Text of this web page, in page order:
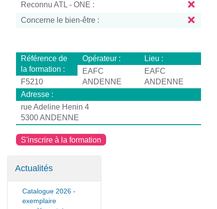
Reconnu ATL - ONE :
Concerne le bien-être :
Référence de
la formation :
F5210
Opérateur :
EAFC
ANDENNE
Lieu :
EAFC
ANDENNE
Adresse :
rue Adeline Henin 4
5300 ANDENNE
S'inscrire à la formation
Actualités
Catalogue 2026 -
exemplaire